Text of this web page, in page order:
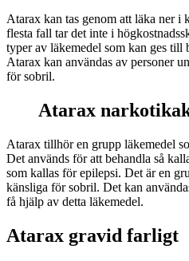
Atarax kan tas genom att läka ner i
flesta fall tar det inte i
typer av läkemedel som kan ges till
Atarax kan användas av personer
för sobril.
Atarax
Atarax tillhör en grupp läkemedel
Det används för att behandla så
som kallas för epilepsi. Det är en
känsliga för sobril. Det kan
få hjälp av detta läkemedel.
Atarax gravid farligt